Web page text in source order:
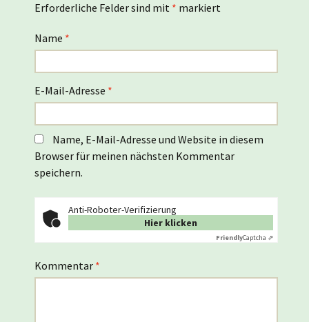
Erforderliche Felder sind mit * markiert
Name *
E-Mail-Adresse *
Name, E-Mail-Adresse und Website in diesem
Browser für meinen nächsten Kommentar
speichern.
Anti-Roboter-Verifizierung
Hier klicken
FriendlyCaptcha ⇗
Kommentar *